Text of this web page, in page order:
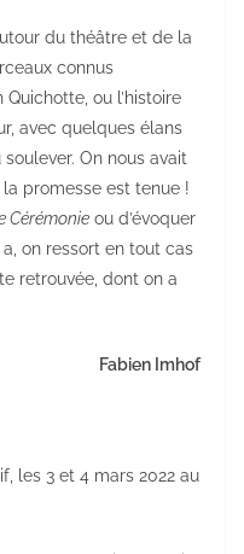
du théâtre et de la
connus
ou l’histoire
avec quelques élans
On nous avait
promesse est tenue !
Cérémonie ou d’évoquer
on ressort en tout cas
retrouvée, dont on a
Fabien Imhof
les 3 et 4 mars 2022 au